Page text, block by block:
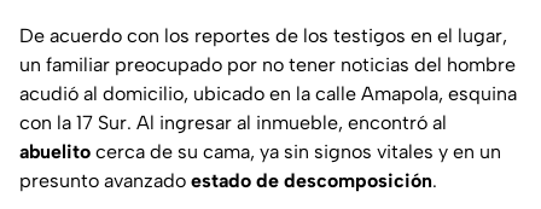
De acuerdo con los reportes de los testigos en el lugar,
un familiar preocupado por no tener noticias del hombre
acudió al domicilio, ubicado en la calle Amapola, esquina
con la 17 Sur. Al ingresar al inmueble, encontró al
abuelito cerca de su cama, ya sin signos vitales y en un
presunto avanzado estado de descomposición.